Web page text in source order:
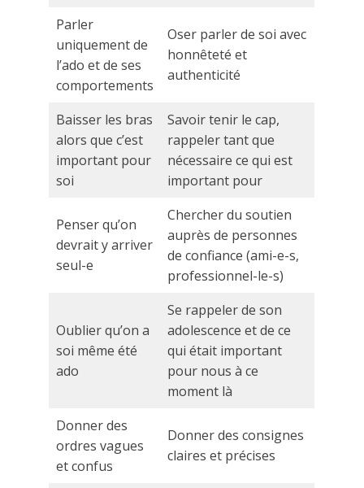
Parler
uniquement de
l’ado et de ses
comportements
Oser parler de soi avec
honnêteté et
authenticité
Baisser les bras
alors que c’est
important pour
soi
Savoir tenir le cap,
rappeler tant que
nécessaire ce qui est
important pour
Penser qu’on
devrait y arriver
seul-e
Chercher du soutien
auprès de personnes
de confiance (ami-e-s,
professionnel-le-s)
Oublier qu’on a
soi même été
ado
Se rappeler de son
adolescence et de ce
qui était important
pour nous à ce
moment là
Donner des
ordres vagues
et confus
Donner des consignes
claires et précises